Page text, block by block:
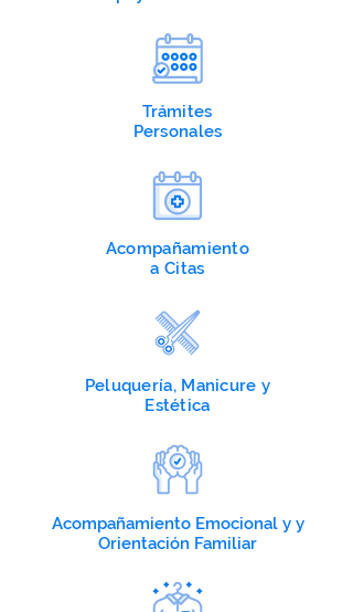
Trámites
Personales
Acompañamiento
a Citas
Peluquería, Manicure y
Estética
Acompañamiento Emocional y y
Orientación Familiar